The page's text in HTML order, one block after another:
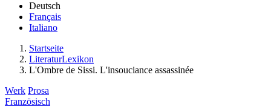
Deutsch
Français
Italiano
Startseite
LiteraturLexikon
L'Ombre de Sissi. L'insouciance assassinée
Werk Prosa
Französisch